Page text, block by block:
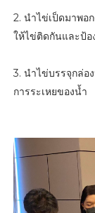
2. นำไข่เป็ดมาพอ
ให้ไข่ติดกันและป้อ
3. นำไข่บรรจุกล่อ
การระเหยของน้ำ